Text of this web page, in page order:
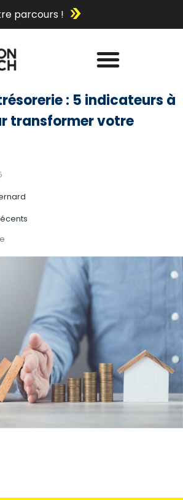
parcours !
: 5 indicateurs à
transformer votre